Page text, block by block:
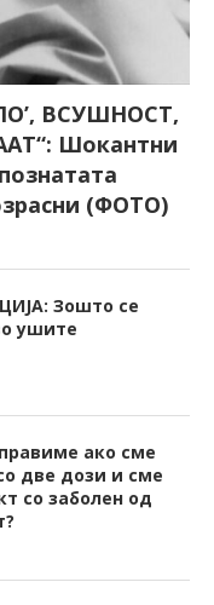
ВСУШНОСТ,
Шокантни
(ФОТО)
Зошто се
ушите
ако сме
две дози и сме
со заболен од